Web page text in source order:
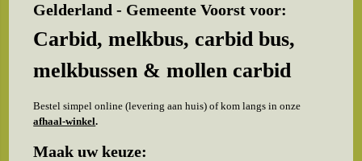
Gelderland - Gemeente Voorst voor:
Carbid, melkbus, carbid bus,
melkbussen & mollen carbid
Bestel simpel online (levering aan huis) of kom langs in onze
afhaal-winkel.
Maak uw keuze: